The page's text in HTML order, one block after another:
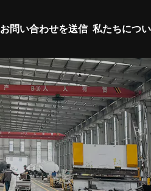
お問い合わせを送信 私たちにつ